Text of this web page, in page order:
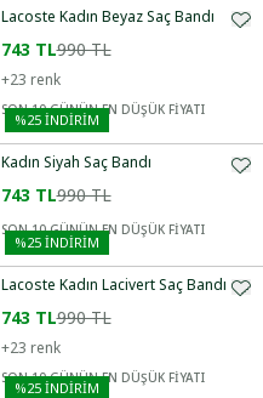
Lacoste Kadın Beyaz Saç Bandı
743 TL990 TL
+23 renk
SON 10 GÜNÜN EN DÜŞÜK FİYATI
%25İNDİRİM
Kadın Siyah Saç Bandı
743 TL990 TL
SON 10 GÜNÜN EN DÜŞÜK FİYATI
%25İNDİRİM
Lacoste Kadın Lacivert Saç Bandı
743 TL990 TL
+23 renk
SON 10 GÜNÜN EN DÜŞÜK FİYATI
%25İNDİRİM